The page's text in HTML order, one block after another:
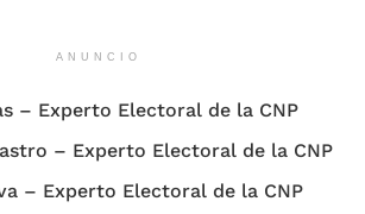
ANUNCIO
– Experto Electoral de la CNP
– Experto Electoral de la CNP
– Experto Electoral de la CNP